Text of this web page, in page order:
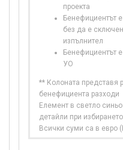
проекта
Бенефициентът
без да е
изпълнител
Бенефициентът
УО
** Колоната представя
бенефициента разходи
Елемент в светло
детайли при
Всички суми са в евро